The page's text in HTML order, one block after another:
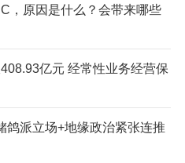
，原因是什么？会带来哪些
亿元 经常性业务经营保
鸽派立场+地缘政治紧张连推